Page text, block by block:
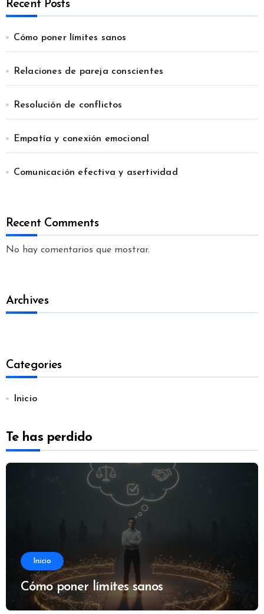
Recent Posts
Cómo poner límites sanos
Relaciones de pareja conscientes
Resolución de conflictos
Empatía y conexión emocional
Comunicación efectiva y asertividad
Recent Comments
No hay comentarios que mostrar.
Archives
Categories
Inicio
Te has perdido
Inicio
Cómo poner límites sanos